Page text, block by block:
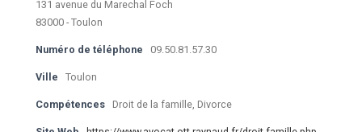
131 avenue du Marechal Foch
83000 - Toulon
Numéro de téléphone 09.50.81.57.30
Ville Toulon
Compétences Droit de la famille, Divorce